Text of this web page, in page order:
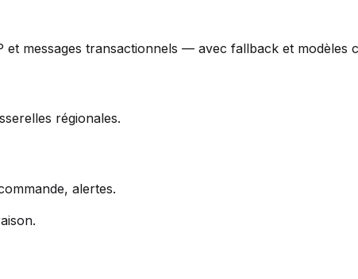
messages transactionnels — avec fallback et modèles
régionales.
alertes.